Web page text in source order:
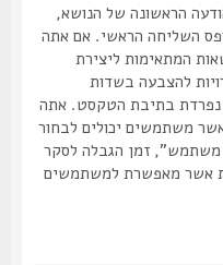
הראשונה של הנושא,
הראשי. אם אתה
ליצירת
להצבעה בשדות
בתיבת הטקסט. אתה
יכולים לבחור
זמן הגבלה לסקר
אשר מאפשרת למשתמשים